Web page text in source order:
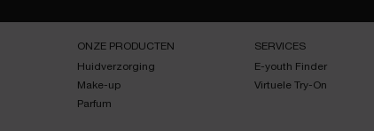
ONZE PRODUCTEN
Huidverzorging
Make-up
Parfum
SERVICES
E-youth Finder
Virtuele Try-On